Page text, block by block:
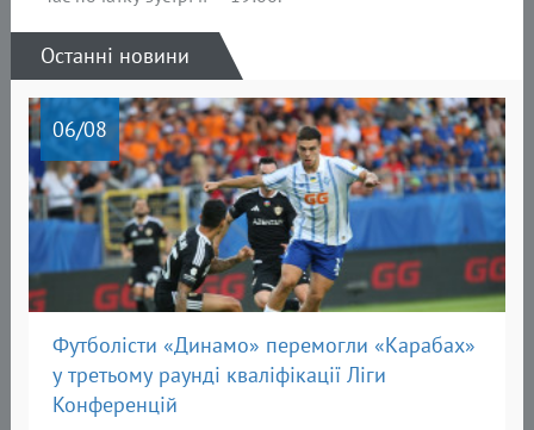
Останні новини
06/08
Футболісти «Динамо» перемогли «Карабах»
у третьому раунді кваліфікації Ліги
Конференцій